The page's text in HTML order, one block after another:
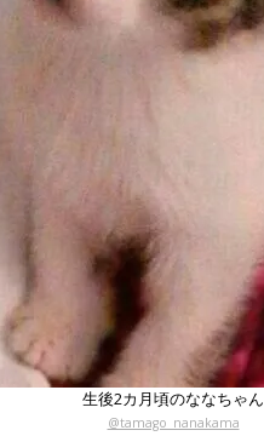
生後2カ月頃のななちゃん
@tamago_nanakama